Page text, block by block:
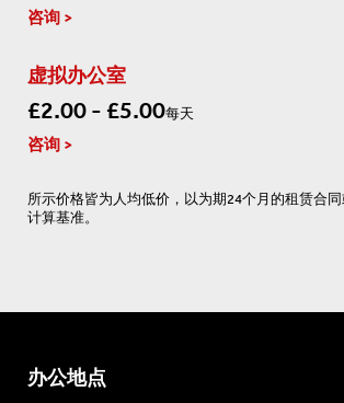
咨询
虚拟办公室
£2.00 - £5.00每天
咨询
所示价格皆为人均低价，以为期24个月的租赁合
计算基准。
办公地点